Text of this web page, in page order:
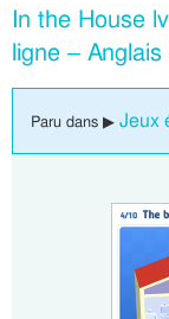
In the House
ligne –
Paru dans ▶ Jeux